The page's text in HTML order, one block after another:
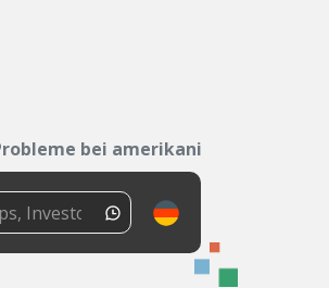
bei amerikanischen...